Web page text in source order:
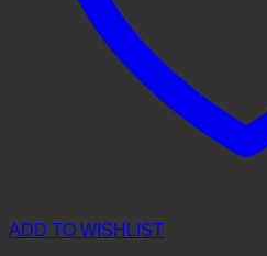
ADD TO WISHLIST